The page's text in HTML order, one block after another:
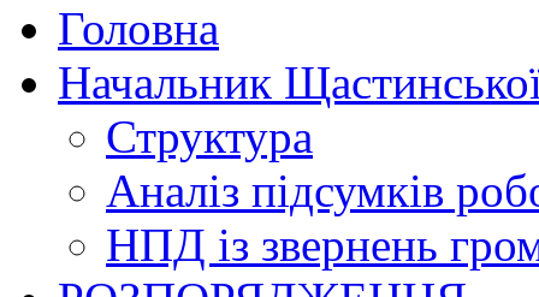
Головна
Начальник
Структура
Аналіз підсумків
НПД із звернень